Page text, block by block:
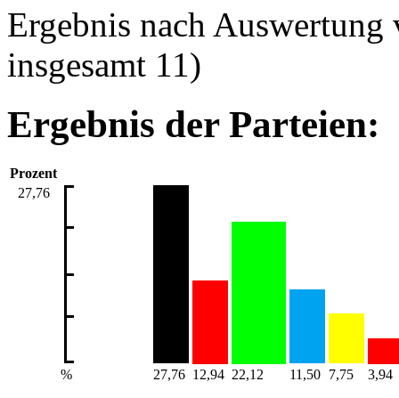
Ergebnis nach
insgesamt 11)
Ergebnis der Parteien:
Prozent
27,76
% 27,76 12,94 22,12 11,50 7,75 3,94